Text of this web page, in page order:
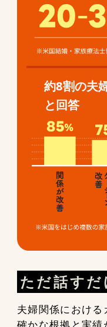
約8割の夫
と回答
ただ話すだ
夫婦関係におけ
確かな根拠と実績